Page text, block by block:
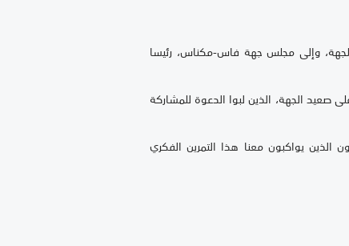
للجهة، وإلى مجلس جهة فاس-مكناس، رئيسا
صعيد الجهة، الذين لبوا الدعوة للمشاركة
الذين يواكبون معنا هذا التمرين الفكري